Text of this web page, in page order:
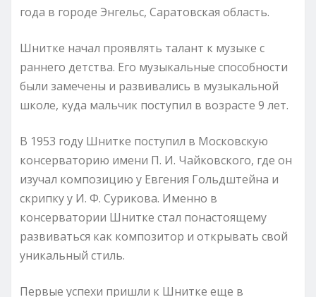
года в городе Энгельс, Саратовская область.
Шнитке начал проявлять талант к музыке с
раннего детства. Его музыкальные способности
были замечены и развивались в музыкальной
школе, куда мальчик поступил в возрасте 9 лет.
В 1953 году Шнитке поступил в Московскую
консерваторию имени П. И. Чайковского, где он
изучал композицию у Евгения Гольдштейна и
скрипку у И. Ф. Сурикова. Именно в
консерватории Шнитке стал понастоящему
развиваться как композитор и открывать свой
уникальный стиль.
Первые успехи пришли к Шнитке еще в